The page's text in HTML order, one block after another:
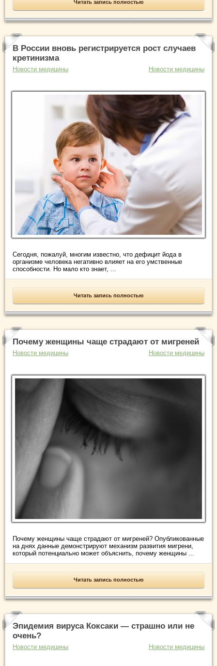
Читать запись полностью
В России вновь регистрируется рост случаев
кретинизма
Новости медицины Новости медицины
Сегодня, пожалуй, многим известно, что дефицит йода в
организме человека негативно влияет на его умственные
способности. Но мало кто знает, ...
Читать запись полностью
Почему женщины чаще страдают от мигреней
Новости медицины Новости медицины
Почему женщины чаще страдают от мигреней? Опубликованные
на днях данные демонстрируют механизм развития мигрени,
который потенциально может объяснить, почему женщины ...
Читать запись полностью
Эпидемия вируса Коксаки — страшно или не
очень?
Новости медицины Новости медицины